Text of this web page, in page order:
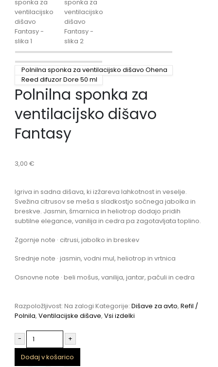
Polnilna sponka za ventilacijsko dišavo Ohena
Reed difuzor Dore 50 ml
Polnilna sponka za
ventilacijsko dišavo
Fantasy
3,00 €
Igriva in sadna dišava, ki izžareva lahkotnost in veselje.
Svežina citrusov se meša s sladkostjo sočnega jabolka in
breskve. Jasmin, šmarnica in heliotrop dodajo pridih
subtilne elegance, vanilija in cedra pa zagotavljata toplino.
Zgornje note · citrusi, jabolko in breskev
Srednje note · jasmin, vodni mul, heliotrop in vrtnica
Osnovne note · beli mošus, vanilija, jantar, pačuli in cedra
Razpoložljivost: Na zalogi Kategorije: Dišave za avto, Refil /
Polnila, Ventilacijske dišave, Vsi izdelki
-
+
Dodaj v košarico